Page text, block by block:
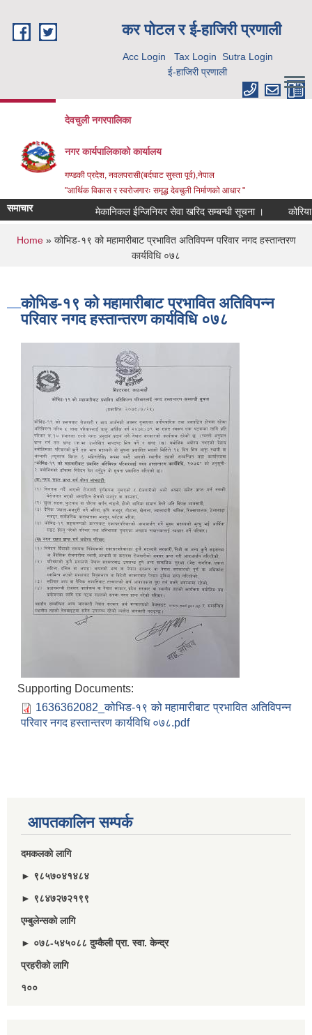
कर पाेटल र ई-हाजिरी प्रणाली
Acc Login Tax Login Sutra Login
ई-हाजिरी प्रणाली
देवचुली नगरपालिका
नगर कार्यपालिकाको कार्यालय
गण्डकी प्रदेश, नवलपरासी(बर्दघाट सुस्ता पूर्व),नेपाल
"आर्थिक विकास र स्वरोजगारः समृद्ध देवचुली निर्माणको आधार "
समाचार मेकानिकल ईन्जिनियर सेवा खरिद सम्बन्धी सूचना ।
You are here
Home» कोभिड-१९ को महामारीबाट प्रभावित अतिविपन्न परिवार नगद हस्तान्तरण
कार्यविधि ०७८
कोभिड-१९ को महामारीबाट प्रभावित अतिविपन्न
परिवार नगद हस्तान्तरण कार्यविधि ०७८
Supporting Documents:
1636362082_कोभिड-१९ को महामारीबाट प्रभावित अतिविपन्न
परिवार नगद हस्तान्तरण कार्यविधि ०७८.pdf
आपतकालिन सम्पर्क
दमकलकाे लागि
► ९८५७०४१४८४
► ९८४७२७२१९९
एम्बुलेन्सकाे लागि
► ०७८-५४५०८८ दुम्कैली प्रा. स्वा. केन्द्र
प्रहरीकाे लागि
१००